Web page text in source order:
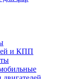
и КПП